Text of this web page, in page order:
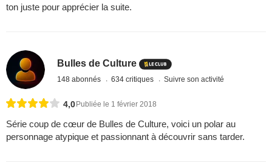
ton juste pour apprécier la suite.
Bulles de Culture
148 abonnés 634 critiques Suivre son activité
4,0 Publiée le 1 février 2018
Série coup de cœur de Bulles de Culture, voici un polar au
personnage atypique et passionnant à découvrir sans tarder.